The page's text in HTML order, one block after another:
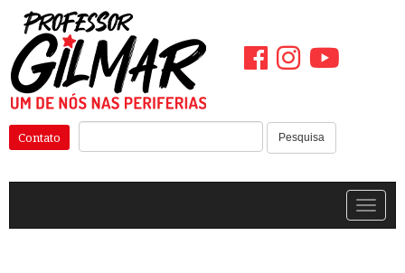
Pular
para
o
conteúdo
Pesquisa
Contato